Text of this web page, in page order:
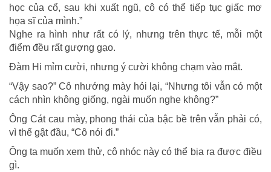
học của cổ, sau khi xuất ngũ, cô có thể tiếp tục giấc mơ
họa sĩ của mình.”
Nghe ra hình như rất có lý, nhưng trên thực tế, mỗi một
điểm đều rất gượng gạo.
Đàm Hi mỉm cười, nhưng ý cười không chạm vào mắt.
“Vậy sao?” Cô nhướng mày hỏi lại, “Nhưng tôi vẫn có một
cách nhìn không giống, ngài muốn nghe không?”
Ông Cát cau mày, phong thái của bậc bề trên vẫn phải có,
vì thế gật đầu, “Cô nói đi.”
Ông ta muốn xem thử, cô nhóc này có thể bịa ra được điều
gì.